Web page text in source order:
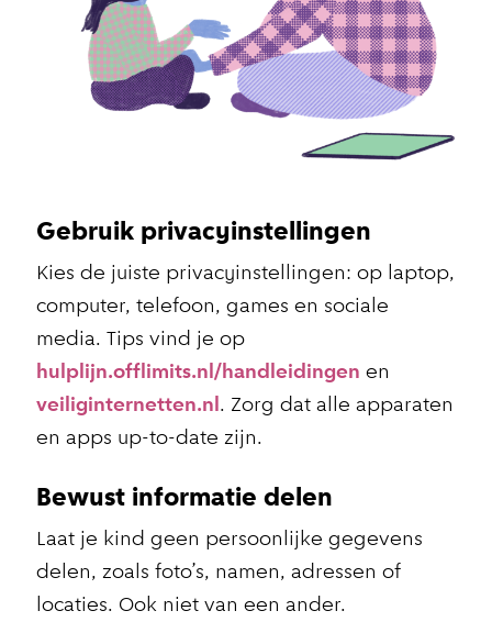
Gebruik privacyinstellingen
Kies de juiste privacyinstellingen: op laptop,
computer, telefoon, games en sociale
media. Tips vind je op
hulplijn.offlimits.nl/handleidingen en
veiliginternetten.nl . Zorg dat alle apparaten
en apps up-to-date zijn.
Bewust informatie delen
Laat je kind geen persoonlijke gegevens
delen, zoals foto’s, namen, adressen of
locaties. Ook niet van een ander.